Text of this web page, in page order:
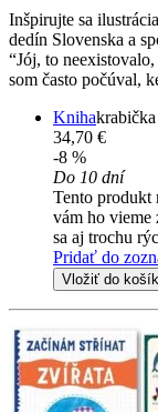
Inšpirujte sa
dedín Slovenska a
“Jój, to
som často počúval,
Knihakrabička
34,70 €
-8 %
Do 10 dní
Tento produkt
vám ho vieme
sa aj trochu
Pridať do
Vložiť do